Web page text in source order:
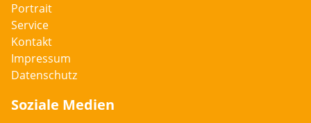
Portrait
Service
Kontakt
Impressum
Datenschutz
Soziale Medien